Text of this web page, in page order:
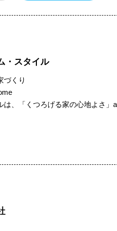
・スタイル
づくり
は、「くつろげる家の心地よさ」